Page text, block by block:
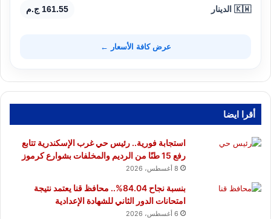
🇰🇼 الدينار 161.55 ج.م
عرض كافة الأسعار ←
أقرا ايضا
استجابة فورية.. رئيس حي غرب الإسكندرية تتابع
رفع 15 طنًا من الرديم والمخلفات بشوارع كرموز
8 أغسطس، 2026
بنسبة نجاح 84.04%.. محافظ قنا يعتمد نتيجة
امتحانات الدور الثاني للشهادة الإعدادية
6 أغسطس، 2026